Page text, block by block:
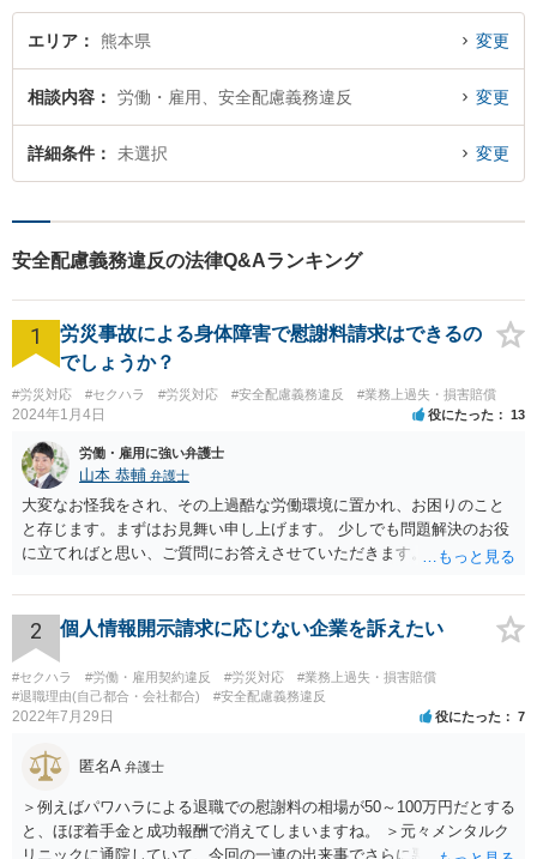
エリア 熊本県 変更
相談内容 労働・雇用、安全配慮義務違反 変更
詳細条件 未選択 変更
安全配慮義務違反の法律Q&Aランキング
1
労災事故による身体障害で慰謝料請求はできるの
でしょうか？
#労災対応 #セクハラ #労災対応 #安全配慮義務違反 #業務上過失・損害賠償
2024年1月4日 役にたった 13
労働・雇用に強い弁護士
山本 恭輔 弁護士
大変なお怪我をされ、その上過酷な労働環境に置かれ、お困りのこと
と存じます。まずはお見舞い申し上げます。 少しでも問題解決のお役
に立てればと思い、ご質問にお答えさせていただきます。 ご相談者の
我に関しては労災保険からの給付や会社からの損害賠償が、過重労働
に関しては未払残業代の支払が受けられる可能性がある事案とお見受
けします。 請求が認められる可能性や採るべき手続を検討するには、
様々な事情のヒアリングや証拠資料の検討が必要になるため、今後の
方針の検討も含め、一度面談にて法律相談をされることをおすすめし
ます。
2 個人情報開示請求に応じない企業を訴えたい
#セクハラ #労働・雇用契約違反 #労災対応
#業務上過失・損害賠償
#退職理由(自己都合・会社都合)
#安全配慮義務違反
2022年7月29日 役にたった 7
匿名A 弁護士
＞例えばパワハラによる退職での慰謝料の相場が50～100万円だとする
と、ほぼ着手金と成功報酬で消えてしまいますね。 ＞元々メンタルク
リニックに通院していて、今回の一連の出来事でさらに悪化した事実